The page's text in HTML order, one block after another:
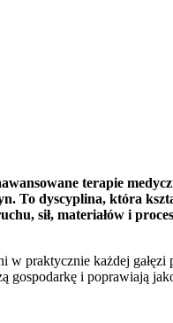
terapie
To dyscyplina, która
sił, materiałów i
praktycznie każdej gałęzi
gospodarkę i poprawiają